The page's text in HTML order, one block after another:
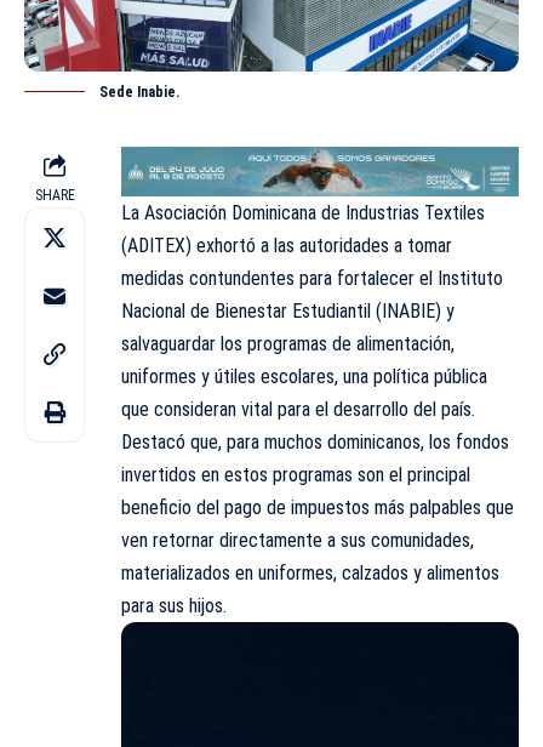
Sede Inabie.
SHARE
La Asociación Dominicana de Industrias Textiles
(ADITEX) exhortó a las autoridades a tomar
medidas contundentes para fortalecer el Instituto
Nacional de Bienestar Estudiantil (INABIE) y
salvaguardar los programas de alimentación,
uniformes y útiles escolares, una política pública
que consideran vital para el desarrollo del país.
Destacó que, para muchos dominicanos, los fondos
invertidos en estos programas son el principal
beneficio del pago de impuestos más palpables que
ven retornar directamente a sus comunidades,
materializados en uniformes, calzados y alimentos
para sus hijos.